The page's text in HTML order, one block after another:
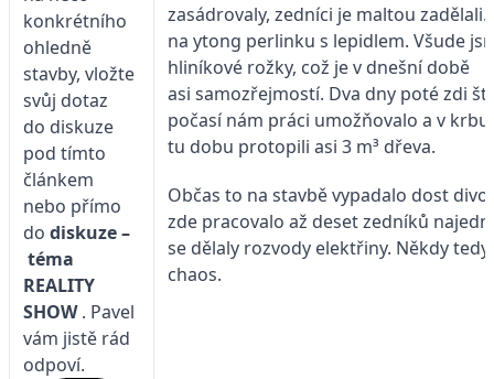
konkrétního
ohledně
stavby, vložte
svůj dotaz
do diskuze
pod tímto
článkem
nebo přímo
do diskuze –
téma
REALITY
SHOW. Pavel
vám jistě rád
odpoví.
zasádrovaly, zedníci je maltou zadělali.
na ytong perlinku s lepidlem. Všude
hliníkové rožky, což je v dnešní době
asi samozřejmostí. Dva dny poté zdi
počasí nám práci umožňovalo a v krbu
tu dobu protopili asi 3 m³ dřeva.
Občas to na stavbě vypadalo dost
zde pracovalo až deset zedníků
se dělaly rozvody elektřiny. Někdy